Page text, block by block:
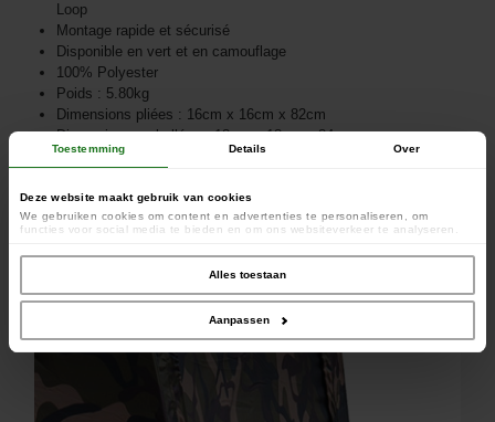
Toestemming Details Over
Deze website maakt gebruik van cookies
We gebruiken cookies om content en advertenties te personaliseren, om
functies voor social media te bieden en om ons websiteverkeer te analyseren.
social media, adverteren en analyse. Deze partners kunnen deze gegevens
combineren met andere informatie die u aan ze heeft verstrekt of die ze hebben
verzameld op basis van uw gebruik van hun services.
Alles toestaan
Aanpassen
Loop
Montage rapide et sécurisé
Disponible en vert et en camouflage
100% Polyester
Poids : 5.80kg
Dimensions pliées : 16cm x 16cm x 82cm
Dimensions emballées : 18cm x 18cm x 84cm
Poids emballé : 6.3kg